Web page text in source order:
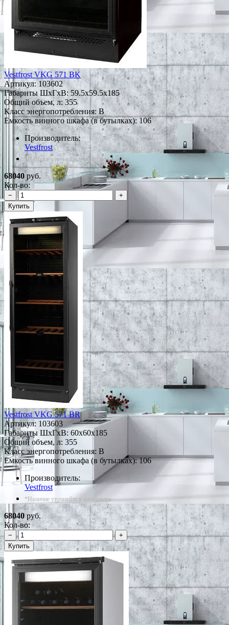
Vestfrost VKG 571 BK
Артикул:103602
Габариты ШxГxВ: 59.5x59.5x185
Общий объем, л: 355
Класс энергопотребления: B
Емкость винного шкафа (в бутылках): 106
Производитель:
Vestfrost
*Наличие уточняйте у менеджера
68040 руб.
Кол-во:
−
+
Купить
Vestfrost VKG 571 BR
Артикул: 103603
Габариты ШxГxВ: 60x60x185
Общий объем, л: 355
Класс энергопотребления: B
Емкость винного шкафа (в бутылках): 106
Производитель:
Vestfrost
*Наличие уточняйте у менеджера
68040руб.
Кол-во:
−
+
Купить